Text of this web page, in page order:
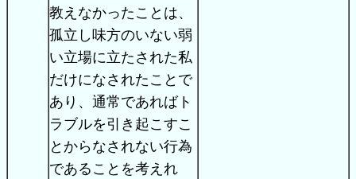
教えなかったことは、
孤立し味方のいない弱
い立場に立たされた私
だけになされたことで
あり、通常であればト
ラブルを引き起こすこ
とからなされない行為
であることを考えれ